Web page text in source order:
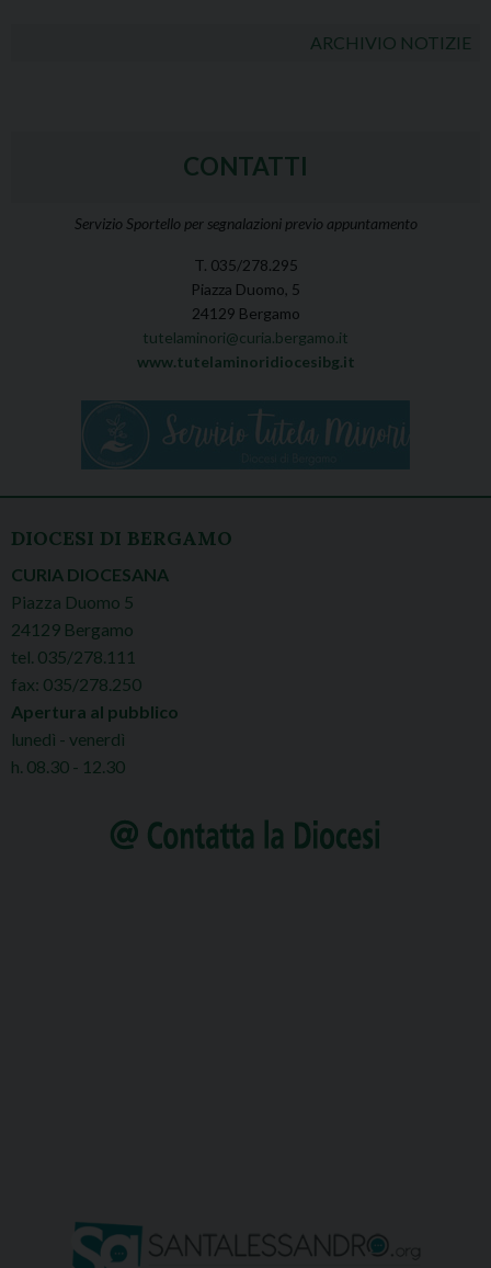
ARCHIVIO NOTIZIE
CONTATTI
Servizio Sportello per segnalazioni previo appuntamento
T. 035/278.295
Piazza Duomo, 5
24129 Bergamo
tutelaminori@curia.bergamo.it
www.tutelaminoridiocesibg.it
DIOCESI DI BERGAMO
CURIA DIOCESANA
Piazza Duomo 5
24129 Bergamo
tel. 035/278.111
fax: 035/278.250
Apertura al pubblico
lunedì - venerdì
h. 08.30 - 12.30